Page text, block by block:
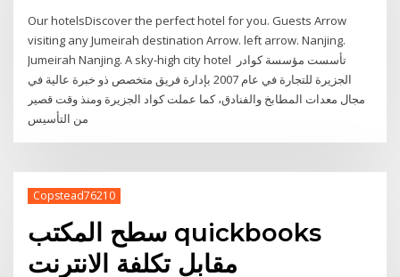
Our hotelsDiscover the perfect hotel for you. Guests Arrow
visiting any Jumeirah destination Arrow. left arrow. Nanjing.
Jumeirah Nanjing. A sky-high city hotel تأسست مؤسسة كوادر
الجزيرة للتجارة في عام 2007 بإدارة فريق متخصص ذو خبرة عالية في
مجال معدات المطابخ والفنادق، كما عملت كواد الجزيرة ومنذ وقت قصير
Copstead76210
سطح المكتب quickbooks
مقابل تكلفة الانترنت